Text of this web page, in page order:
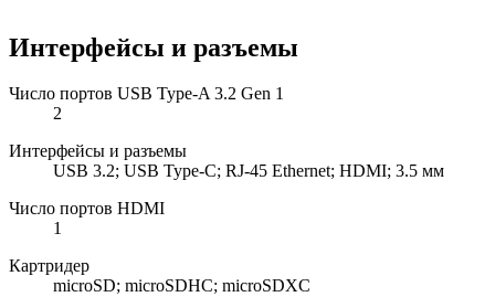
Интерфейсы и разъемы
Число портов USB Type-A 3.2 Gen 1
2
Интерфейсы и разъемы
USB 3.2; USB Type-C; RJ-45 Ethernet; HDMI; 3.5 мм
Число портов HDMI
1
Картридер
microSD; microSDHC; microSDXC